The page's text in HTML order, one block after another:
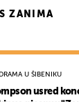
ZANIMA
DRAMA U ŠIBENIKU
usred